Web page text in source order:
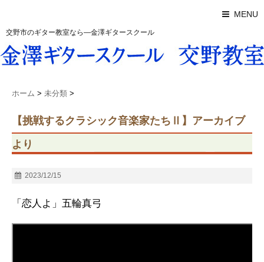
MENU
交野市のギター教室なら―金澤ギタースクール
ホーム > 未分類 >
【挑戦するクラシック音楽家たちⅡ】アーカイブ
より
2023/12/15
「恋人よ」五輪真弓